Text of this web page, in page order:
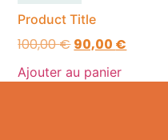
Product Title
100,00€ 90,00 €
Ajouter au panier